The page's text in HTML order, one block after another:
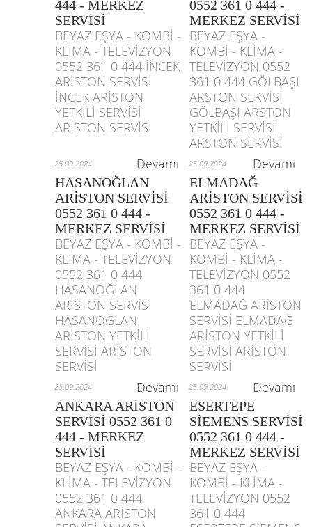
444 - MERKEZ
SERVİSİ
0552 361 0 444 -
MERKEZ SERVİSİ
BEYAZ EŞYA - KOMBİ -
KLİMA - TELEVİZYON
0552 361 0 444 İNCEK
ARİSTON SERVİSİ
İNCEK ARİSTON
YETKİLİ SERVİSİ
ARİSTON SERVİSİ
BEYAZ EŞYA -
KOMBİ - KLİMA -
TELEVİZYON 0552
361 0 444 GÖLBAŞI
ARSTON SERVİSİ
GÖLBAŞI ARSTON
YETKİLİ SERVİSİ
ARSTON SERVİSİ
25.09.2024 Devamı 25.09.2024 Devamı
HASANOĞLAN
ARİSTON SERVİSİ
0552 361 0 444 -
MERKEZ SERVİSİ
ELMADAĞ
ARİSTON SERVİSİ
0552 361 0 444 -
MERKEZ SERVİSİ
BEYAZ EŞYA - KOMBİ -
KLİMA - TELEVİZYON
0552 361 0 444
HASANOĞLAN
ARİSTON SERVİSİ
HASANOĞLAN
ARİSTON YETKİLİ
SERVİSİ ARİSTON
SERVİSİ
BEYAZ EŞYA -
KOMBİ - KLİMA -
TELEVİZYON 0552
361 0 444
ELMADAĞ ARİSTON
SERVİSİ ELMADAĞ
ARİSTON YETKİLİ
SERVİSİ ARİSTON
SERVİSİ
25.09.2024 Devamı 25.09.2024 Devamı
ANKARA ARİSTON
SERVİSİ 0552 361 0
444 - MERKEZ
SERVİSİ
ESERTEPE
SİEMENS SERVİSİ
0552 361 0 444 -
MERKEZ SERVİSİ
BEYAZ EŞYA - KOMBİ -
KLİMA - TELEVİZYON
0552 361 0 444
ANKARA ARİSTON
BEYAZ EŞYA -
KOMBİ - KLİMA -
TELEVİZYON 0552
361 0 444